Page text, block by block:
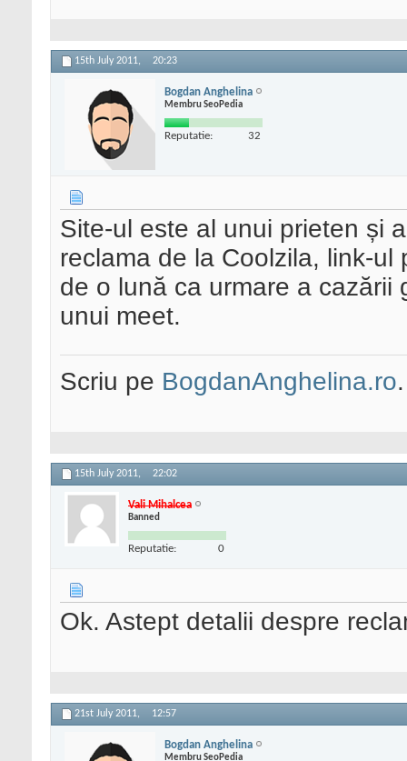
15th July 2011, 20:23
Bogdan Anghelina
Membru SeoPedia
Reputatie: 32
Site-ul este al unui prieten și
reclama de la Coolzila, link-
de o lună ca urmare a
unui meet.
Scriu pe BogdanAnghelina.ro.
15th July 2011, 22:02
Vali Mihalcea
Banned
Reputatie: 0
Ok. Astept detalii despre
21st July 2011, 12:57
Bogdan Anghelina
Membru SeoPedia